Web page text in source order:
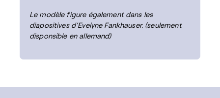
Le modèle figure également dans les
diapositives d’Evelyne Fankhauser. (seulement
disponsible en allemand)